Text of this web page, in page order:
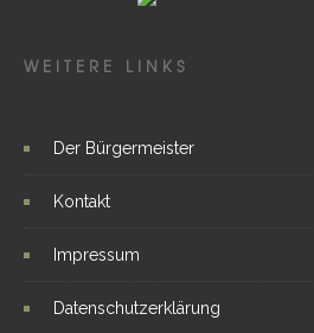
WEITERE LINKS
Der Bürgermeister
Kontakt
Impressum
Datenschutzerklärung